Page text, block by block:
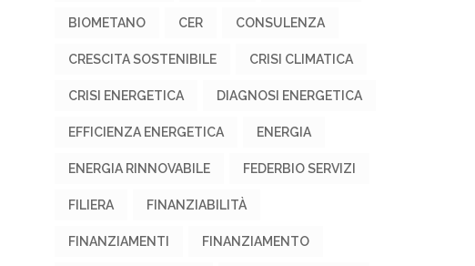
BIOMETANO CER CONSULENZA
CRESCITA SOSTENIBILE CRISI CLIMATICA
CRISI ENERGETICA DIAGNOSI ENERGETICA
EFFICIENZA ENERGETICA ENERGIA
ENERGIA RINNOVABILE FEDERBIO SERVIZI
FILIERA FINANZIABILITÀ
FINANZIAMENTI FINANZIAMENTO